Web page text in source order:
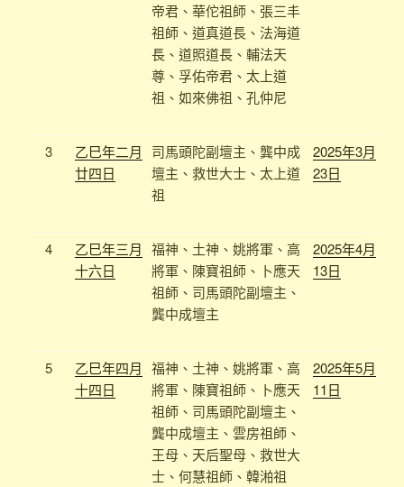
帝君、華佗祖師、張三丰
祖師、道真道長、法海道
長、道照道長、輔法天
尊、孚佑帝君、太上道
祖、如來佛祖、孔仲尼
3
乙巳年二月
廿四日
司馬頭陀副壇主、龔中成
壇主、救世大士、太上道
祖
2025年3月
23日
4
乙巳年三月
十六日
福神、土神、姚將軍、高
將軍、陳寶祖師、卜應天
祖師、司馬頭陀副壇主、
龔中成壇主
2025年4月
13日
5
乙巳年四月
十四日
福神、土神、姚將軍、高
將軍、陳寶祖師、卜應天
祖師、司馬頭陀副壇主、
龔中成壇主、雲房祖師、
王母、天后聖母、救世大
士、何慧祖師、韓湐祖
2025年5月
11日